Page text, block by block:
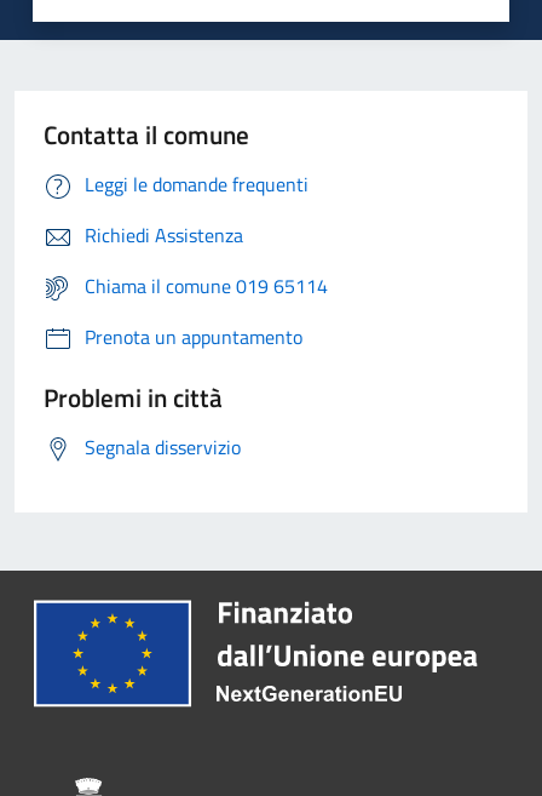
Contatta il comune
Leggi le domande frequenti
Richiedi Assistenza
Chiama il comune 019 65114
Prenota un appuntamento
Problemi in città
Segnala disservizio